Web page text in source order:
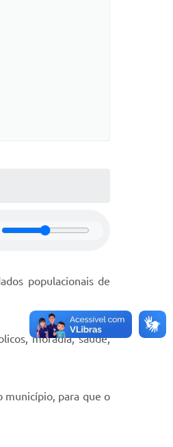
populacionais de
moradia, saúde,
município, para que o